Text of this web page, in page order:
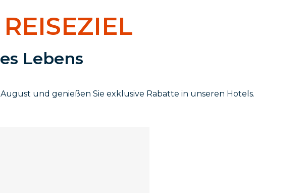
Lebens
und genießen Sie exklusive Rabatte in unseren Hotels.